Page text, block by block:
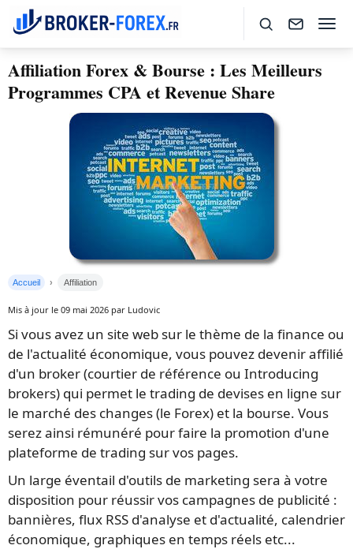
Affiliation Forex & Bourse : Les Meilleurs
Programmes CPA et Revenue Share
Accueil Affiliation
Mis à jour le 09 mai 2026 par Ludovic
Si vous avez un site web sur le thème de la finance ou
de l'actualité économique, vous pouvez devenir affilié
d'un broker (courtier de référence ou Introducing
brokers) qui permet le trading de devises en ligne sur
le marché des changes (le Forex) et la bourse. Vous
serez ainsi rémunéré pour faire la promotion d'une
plateforme de trading sur vos pages.
Un large éventail d'outils de marketing sera à votre
disposition pour réussir vos campagnes de publicité :
bannières, flux RSS d'analyse et d'actualité, calendrier
économique, graphiques en temps réels etc...